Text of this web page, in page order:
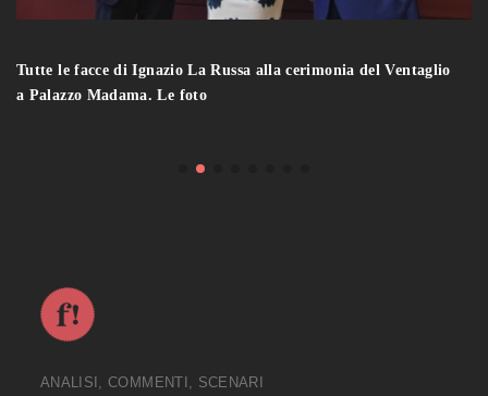
Tutte le facce di Ignazio La Russa alla cerimonia del Ventaglio
a Palazzo Madama. Le foto
ANALISI, COMMENTI, SCENARI